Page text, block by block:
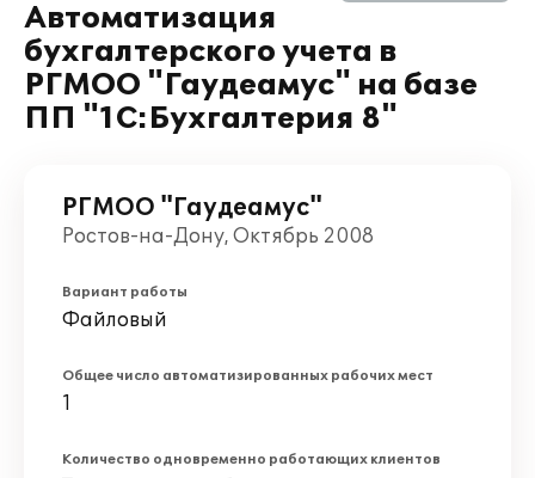
Автоматизация
бухгалтерского учета в
РГМОО "Гаудеамус" на базе
ПП "1С:Бухгалтерия 8"
РГМОО "Гаудеамус"
Ростов-на-Дону, Октябрь 2008
Вариант работы
Файловый
Общее число автоматизированных рабочих мест
1
Количество одновременно работающих клиентов